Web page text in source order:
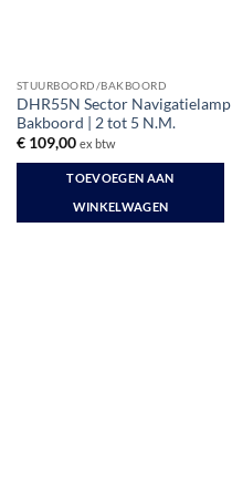
STUURBOORD/BAKBOORD
DHR55N Sector Navigatielamp
Bakboord | 2 tot 5 N.M.
€109,00 ex btw
TOEVOEGEN AAN
WINKELWAGEN